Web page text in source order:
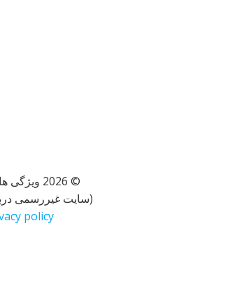
© 2026 ویژگی های تلگرام
(سایت غیررسمی
policy